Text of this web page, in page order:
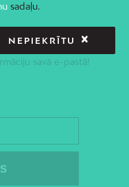
savā e-pastā!
sadaļu.
NEPIEKRĪTU